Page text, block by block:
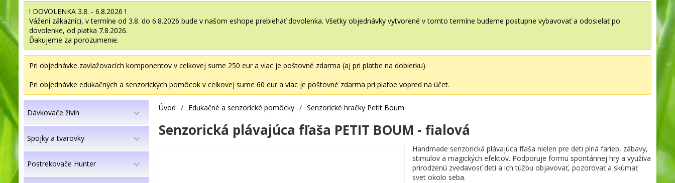
! DOVOLENKA 3.8. - 6.8.2026 !
Vážení zákazníci, v termíne od 3.8. do 6.8.2026 bude v našom eshope prebiehať dovolenka. Všetky objednávky vytvorené v tomto termíne budeme postupne vybavovať a odosielať po
dovolenke, od piatka 7.8.2026.
Ďakujeme za porozumenie.
Pri objednávke zavlažovacích komponentov v celkovej sume 250 eur a viac je poštovné zdarma (aj pri platbe na dobierku).
Pri objednávke edukačných a senzorických pomôcok v celkovej sume 60 eur a viac je poštovné zdarma pri platbe vopred na účet.
Dávkovače živín
Spojky a tvarovky
Postrekovače Hunter
Úvod / Edukačné a senzorické pomôcky / Senzorické hračky Petit Boum
Senzorická plávajúca fľaša PETIT BOUM - fialová
Handmade senzorická plávajúca fľaša nielen pre deti plná farieb, zábavy,
stimulov a magických efektov. Podporuje formu spontánnej hry a využíva
prirodzenú zvedavosť detí a ich túžbu objavovať, pozorovať a skúmať
svet okolo seba.